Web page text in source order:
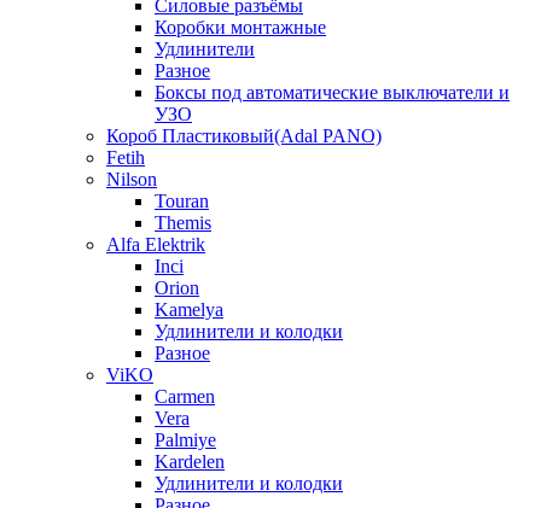
Силовые разъёмы
Коробки монтажные
Удлинители
Разное
Боксы под автоматические выключатели и
УЗО
Короб Пластиковый(Adal PANO)
Fetih
Nilson
Touran
Themis
Alfa Elektrik
Inci
Orion
Kamelya
Удлинители и колодки
Разное
ViKO
Carmen
Vera
Palmiye
Kardelen
Удлинители и колодки